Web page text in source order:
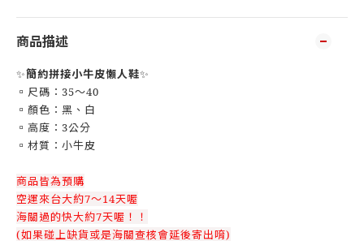
商品描述
✨簡約拼接小牛皮懶人鞋✨
▫️尺碼：35～40
▫️顏色：黑、白
▫️高度：3公分
▫️材質：小牛皮
商品皆為預購
空運來台大約7～14天喔
海關過的快大約7天喔！！
(如果碰上缺貨或是海關查核會延後寄出唷)